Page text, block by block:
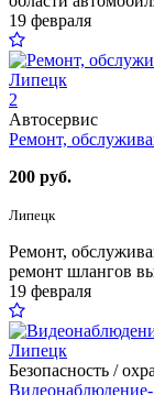
19 февраля
2
Автосервис
Ремонт,
200 руб.
Липецк
Ремонт,
ремонт шлангов
19 февраля
Безопасность /